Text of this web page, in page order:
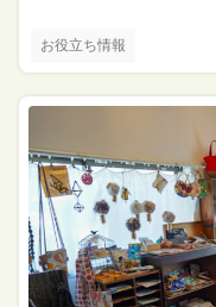
お役立ち情報